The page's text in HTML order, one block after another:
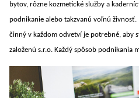
bytov, rôzne kozmetické služby a
podnikanie alebo takzvanú voľnú
činný v každom odvetví je potrebné, aby
založenú s.r.o. Každý spôsob podnikania